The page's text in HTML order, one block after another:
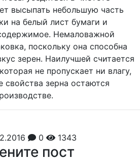
высыпать небольшую часть
на белый лист бумаги и
Немаловажной
поскольку она способна
зерен. Наилучшей считается
не пропускает ни влагу,
свойства зерна остаются
0 1343
пост